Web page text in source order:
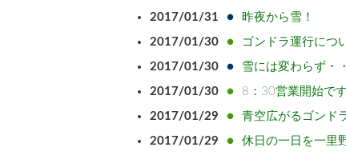
2017/01/31 昨夜から雪！
2017/01/30 ゴンドラ運行につ
2017/01/30 雪には変わらず・
2017/01/30 8：30営業開始です
2017/01/29 青空広がるゴンド
2017/01/29 休日の一日を一里